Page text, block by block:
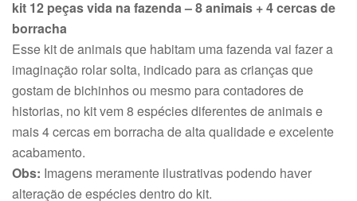
kit 12 peças vida na fazenda – 8 animais + 4 cercas de
borracha
Esse kit de animais que habitam uma fazenda vai fazer a
imaginação rolar solta, indicado para as crianças que
gostam de bichinhos ou mesmo para contadores de
historias, no kit vem 8 espécies diferentes de animais e
mais 4 cercas em borracha de alta qualidade e excelente
acabamento.
Obs: Imagens meramente ilustrativas podendo haver
alteração de espécies dentro do kit.